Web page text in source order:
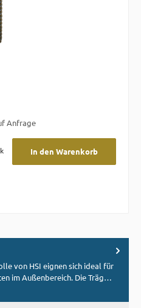
Anfrage
In den Warenkorb
von HSI eignen sich ideal für
im Außenbereich. Die Träg…